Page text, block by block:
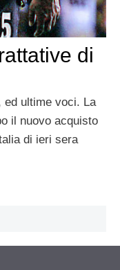
di
ed ultime voci. La
il nuovo acquisto
di ieri sera